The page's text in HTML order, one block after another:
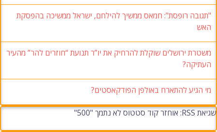
"תגובה רופסת": חמאס ממשיך להילחם, ישראל ממשיכה בהפסקת
האש
משטרת ירושלים שוקלת להרחיק את יו”ר תנועת “חוזרים להר” מהעיר
העתיקה?
מי הגיע להתארח באולפן הפודקאסטים?
שגיאת RSS: אוחזר קוד סטטוס לא נתמך "500"